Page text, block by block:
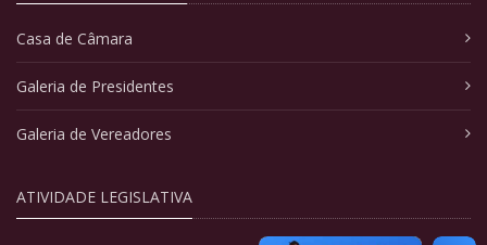
Casa de Câmara
Galeria de Presidentes
Galeria de Vereadores
ATIVIDADE LEGISLATIVA